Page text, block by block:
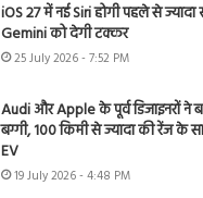
iOS 27 में नई Siri होगी पहले से ज्यादा
Gemini को देगी टक्कर
25 July 2026 - 7:52 PM
Audi और Apple के पूर्व डिजाइनरों ने
बग्गी, 100 किमी से ज्यादा की रेंज के
EV
19 July 2026 - 4:48 PM